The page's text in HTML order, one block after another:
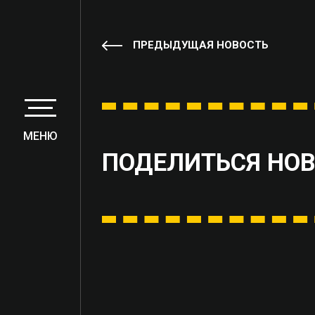
МЕНЮ
ПРЕДЫДУЩАЯ НОВОСТЬ
ПОДЕЛИТЬСЯ